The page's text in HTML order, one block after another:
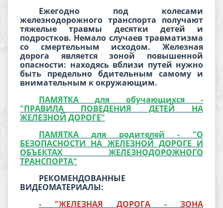
Ежегодно под колесами
железнодорожного транспорта получают
тяжелые травмы десятки детей и
подростков. Немало случаев травматизма
со смертельным исходом. Железная
дорога является зоной повышенной
опасности: находясь вблизи путей нужно
быть предельно бдительным самому и
внимательным к окружающим.
ПАМЯТКА для обучающихся -
"ПРАВИЛА ПОВЕДЕНИЯ ДЕТЕЙ НА
ЖЕЛЕЗНОЙ ДОРОГЕ"
ПАМЯТКА для родителей - "О
БЕЗОПАСНОСТИ НА ЖЕЛЕЗНОЙ ДОРОГЕ И
ОБЪЕКТАХ ЖЕЛЕЗНОДОРОЖНОГО
ТРАНСПОРТА"
РЕКОМЕНДОВАННЫЕ
ВИДЕОМАТЕРИАЛЫ:
- "ЖЕЛЕЗНАЯ ДОРОГА - ЗОНА